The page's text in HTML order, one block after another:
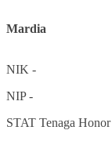
Mardia
NIK -
NIP-
STAT Tenaga Honor